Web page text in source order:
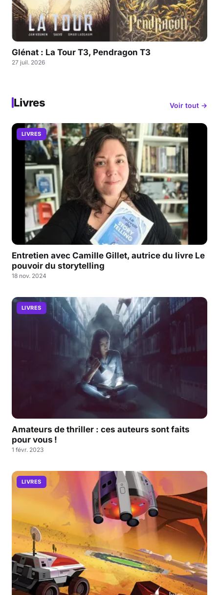
Glénat : La Tour T3, Pendragon T3
27 juil. 2026
Livres Voir tout →
LIVRES
Entretien avec Camille Gillet, autrice du livre Le
pouvoir du storytelling
18 nov. 2024
LIVRES
Amateurs de thriller : ces auteurs sont faits
pour vous !
1 févr. 2023
LIVRES